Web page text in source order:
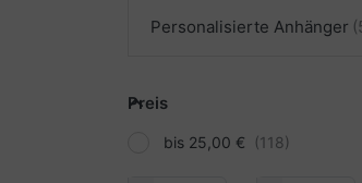
Personalisierte Anhänger
Preis
bis 25,00 €